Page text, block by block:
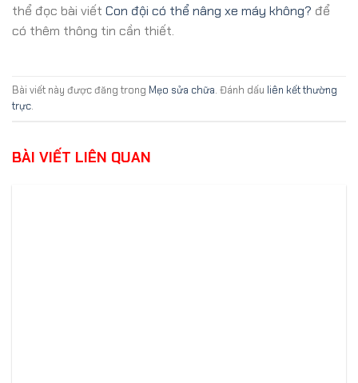
thể đọc bài viết Con đội có thể nâng xe máy không? để
có thêm thông tin cần thiết.
Bài viết này được đăng trong Mẹo sửa chữa. Đánh dấu liên kết thường
trực.
BÀI VIẾT LIÊN QUAN